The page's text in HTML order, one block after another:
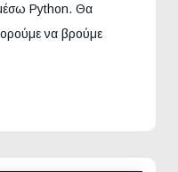
Python. Θα
να βρούμε